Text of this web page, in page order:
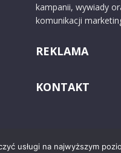
kampanii, wywiady
komunikacji
REKLAMA
KONTAKT
usługi na najwyższym